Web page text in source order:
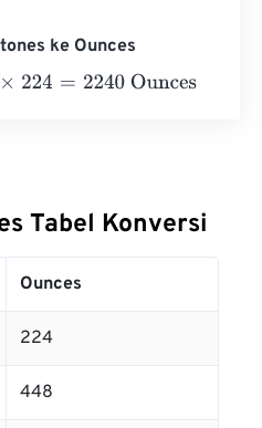
ke Ounces
= 2240 Ounces
Tabel Konversi
Ounces
224
448